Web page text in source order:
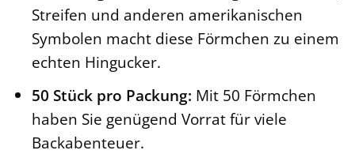
Streifen und anderen amerikanischen
Symbolen macht diese Förmchen zu einem
echten Hingucker.
50 Stück pro Packung: Mit 50 Förmchen
haben Sie genügend Vorrat für viele
Backabenteuer.